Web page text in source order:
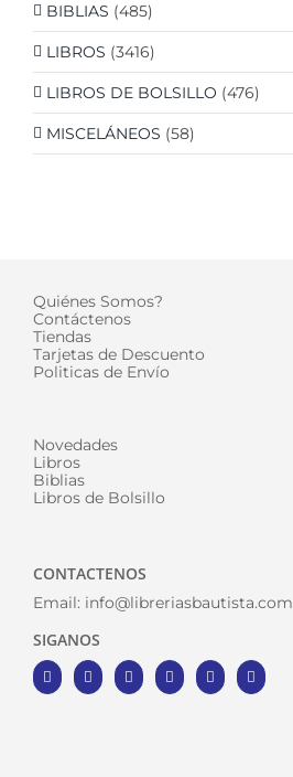
BIBLIAS (485)
LIBROS (3416)
LIBROS DE BOLSILLO (476)
MISCELÁNEOS (58)
Quiénes Somos?
Contáctenos
Tiendas
Tarjetas de Descuento
Politicas de Envío
Novedades
Libros
Biblias
Libros de Bolsillo
CONTACTENOS
Email: info@libreriasbautista.com
SIGANOS